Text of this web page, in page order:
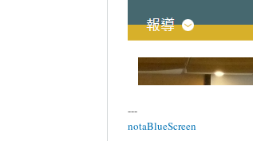
---
notaBlueScreen